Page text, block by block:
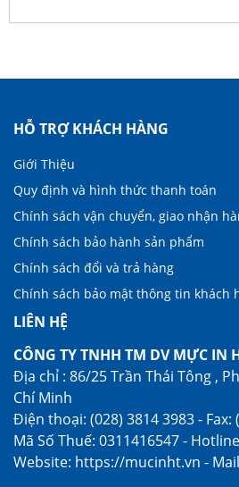
HỖ TRỢ KHÁCH HÀNG
Giới Thiệu
Quy định và hình thức thanh toán
Chính sách vận chuyển, giao nhận
Chính sách bảo hành sản phẩm
Chính sách đổi và trả hàng
Chính sách bảo mật thông tin khách
LIÊN HỆ
CÔNG TY TNHH TM DV MỰC IN
Địa chỉ : 86/25 Trần Thái Tông ,
Chí Minh
Điện thoại: (028) 3814 3983 - Fax:
Mã Số Thuế: 0311416547 -
Website: https://mucinht.vn -